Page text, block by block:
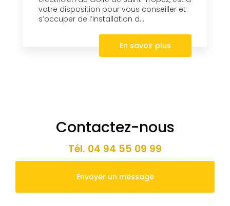
votre disposition pour vous conseiller et
s’occuper de l’installation d...
En savoir plus
Contactez-nous
Tél. 04 94 55 09 99
Envoyer un message